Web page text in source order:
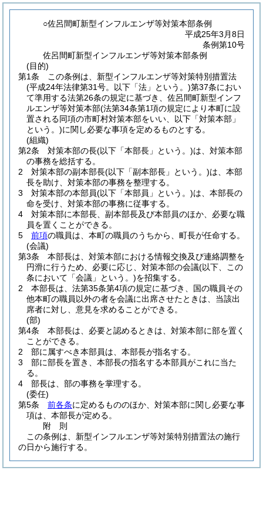
○佐呂間町新型インフルエンザ等対策本部条例
平成25年3月8日
条例第10号
佐呂間町新型インフルエンザ等対策本部条例
(目的)
第1条
この条例は、新型インフルエンザ等対策特別措置法
(平成24年法律第31号。以下「法」という。)第37条におい
て準用する法第26条の規定に基づき、佐呂間町新型インフ
ルエンザ等対策本部(法第34条第1項の規定により本町に設
置される同項の市町村対策本部をいい、以下「対策本部」
という。)に関し必要な事項を定めるものとする。
(組織)
第2条
対策本部の長(以下「本部長」という。)は、対策本部
の事務を総括する。
2
対策本部の副本部長(以下「副本部長」という。)は、本部
長を助け、対策本部の事務を整理する。
3
対策本部の本部員(以下「本部員」という。)は、本部長の
命を受け、対策本部の事務に従事する。
4
対策本部に本部長、副本部長及び本部員のほか、必要な職
員を置くことができる。
5
前項の職員は、本町の職員のうちから、町長が任命する。
(会議)
第3条
本部長は、対策本部における情報交換及び連絡調整を
円滑に行うため、必要に応じ、対策本部の会議(以下、この
条において「会議」という。)を招集する。
2
本部長は、法第35条第4項の規定に基づき、国の職員その
他本町の職員以外の者を会議に出席させたときは、当該出
席者に対し、意見を求めることができる。
(部)
第4条
本部長は、必要と認めるときは、対策本部に部を置く
ことができる。
2
部に属すべき本部員は、本部長が指名する。
3
部に部長を置き、本部長の指名する本部員がこれに当た
る。
4
部長は、部の事務を掌理する。
(委任)
第5条
前各条に定めるもののほか、対策本部に関し必要な事
項は、本部長が定める。
附 則
この条例は、新型インフルエンザ等対策特別措置法の施行
の日から施行する。